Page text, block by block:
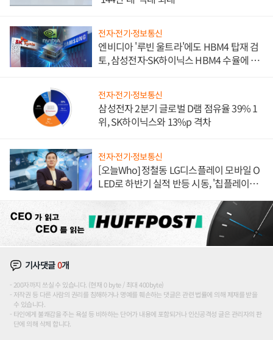
전자·전기·정보통신
엔비디아 '루빈 울트라'에도 HBM4 탑재 검
토, 삼성전자·SK하이닉스 HBM4 수율에 주
전자·전기·정보통신
삼성전자 2분기 글로벌 D램 점유율 39% 1
위, SK하이닉스와 13%p 격차
전자·전기·정보통신
[오늘Who] 정철동 LG디스플레이 모바일 O
LED로 하반기 실적 반등 시동, '칩플레이
기사댓글0개
200자까지 쓰실 수 있습니다. (현재 0 byte / 최대 400byte)
저작권 등 다른 사람의 권리를 침해하거나 명예를 훼손하는 댓글은 관련 법률에 의해 제재를 받을
수 있습니다.
타인에게 불쾌감을 주는 욕설 등 비하하는 단어가 내용에 포함되거나 인신공격성 글은 관리자의 판
단에 의해 삭제 합니다.